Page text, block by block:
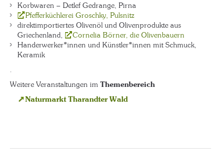
Korbwaren – Detlef Gedrange, Pirna
Pfefferküchlerei Groschky, Pulsnitz
direktimportiertes Olivenöl und Olivenprodukte aus
Griechenland,
Cornelia Börner, die Olivenbauern
Handerwerker*innen und Künstler*innen mit Schmuck,
Keramik
.
Weitere Veranstaltungen im Themenbereich
Naturmarkt Tharandter Wald